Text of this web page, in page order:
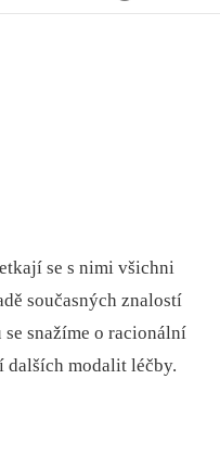
se s nimi všichni
současných znalostí
snažíme o racionální
modalit léčby.